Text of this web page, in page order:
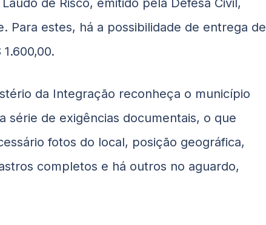
de Risco, emitido pela Defesa Civil,
Para estes, há a possibilidade de entrega de
da Integração reconheça o município
série de exigências documentais, o que
fotos do local, posição geográfica,
completos e há outros no aguardo,